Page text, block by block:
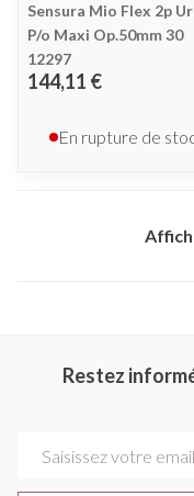
Sensura Mio Flex 2p
P/o Maxi Op.50mm 30
12297
144,11 €
En rupture de
Restez